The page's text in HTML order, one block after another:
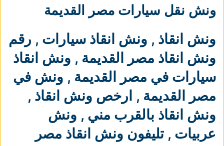
ونش نقل سيارات مصر القديمة
ونش انقاذ , ونش انقاذ سيارات , رقم
ونش انقاذ مصر القديمة , ونش انقاذ
سيارات في مصر القديمة , ونش في
مصر القديمة , ارخص ونش انقاذ ,
ونش انقاذ بالقرب مني , ونش
عربيات , تليفون ونش انقاذ مصر